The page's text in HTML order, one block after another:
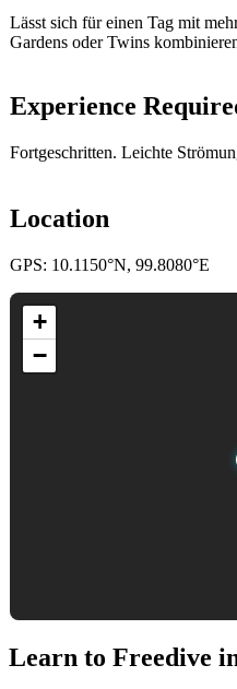
Lässt sich für einen Tag mit
Gardens oder Twins
Experience
Fortgeschritten. Leichte
Location
GPS: 10.1150°N, 99.8080°E
+
−
Learn to Freedive